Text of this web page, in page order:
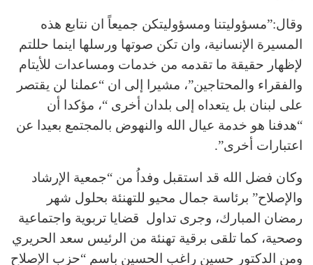
وقال:”مسؤوليتنا ومسؤوليتكن جميعاً ان نتابع هذه
المسيرة الإنسانية، وان تكن صوتها ورسلها اينما حللتم
لإظهار حقيقة ما تقدمه من خدمات ومساعدات للأيتام
والفقراء والمحتاجين”، مشيرا إلى ان “عملنا لن يقتصر
على لبنان بل يتعداه إلى بلدان أخرى “، مؤكدا أن
“هدفنا هو خدمة عيال الله والنهوض بالمجتمع بعيدا عن
اعتبارات أخرى”.
وكان فضل الله قد استقبل وفداُ من “جمعية الإرشاد
والإصلاح” برئاسة جمال محيو للتهنئة بحلول شهر
رمضان المبارك، وجرى تداول قضايا تربوية واجتماعية
وصحية، كما تلقى برقية تهنئة من الرئيس سعد الحريري
ومن الدكتور حسين راغب الحسين باسم “حزب الإصلاح